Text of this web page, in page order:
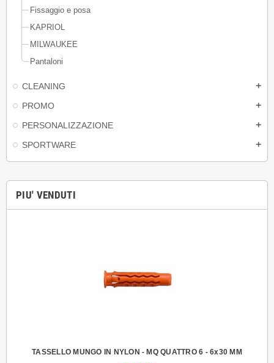
Fissaggio e posa
KAPRIOL
MILWAUKEE
Pantaloni
CLEANING add
PROMO add
PERSONALIZZAZIONE add
SPORTWARE add
PIU' VENDUTI
TASSELLO MUNGO IN NYLON - MQ QUATTRO 6 - 6x30 MM